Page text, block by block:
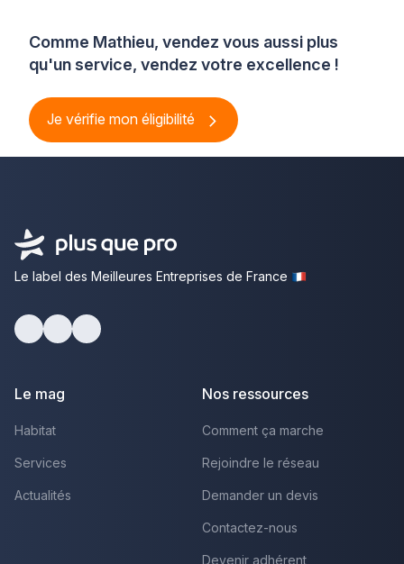
Comme Mathieu, vendez vous aussi plus
qu'un service, vendez votre excellence !
Je vérifie mon éligibilité
Le label des Meilleures Entreprises de France
Le mag
Habitat
Services
Actualités
Nos ressources
Comment ça marche
Rejoindre le réseau
Demander un devis
Contactez-nous
Devenir adhérent